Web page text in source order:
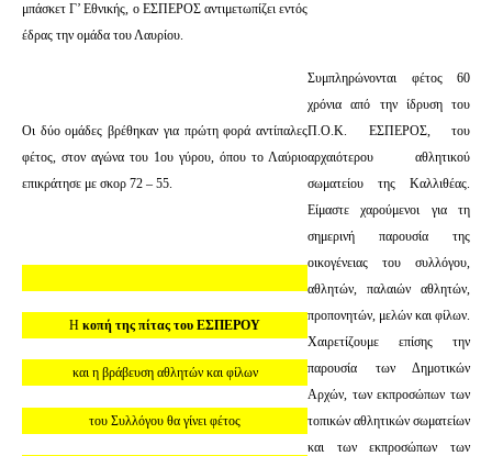
μπάσκετ Γ’ Εθνικής, ο ΕΣΠΕΡΟΣ αντιμετωπίζει εντός
έδρας την ομάδα του Λαυρίου.
Οι δύο ομάδες βρέθηκαν για πρώτη φορά αντίπαλες
φέτος, στον αγώνα του 1ου γύρου, όπου το Λαύριο
επικράτησε με σκορ 72 – 55.
Η κοπή της πίτας του ΕΣΠΕΡΟΥ
και η βράβευση αθλητών και φίλων
του Συλλόγου θα γίνει φέτος
Συμπληρώνονται φέτος 60
χρόνια από την ίδρυση του
Π.Ο.Κ. ΕΣΠΕΡΟΣ, του
αρχαιότερου αθλητικού
σωματείου της Καλλιθέας.
Είμαστε χαρούμενοι για τη
σημερινή παρουσία της
οικογένειας του συλλόγου,
αθλητών, παλαιών αθλητών,
προπονητών, μελών και φίλων.
Χαιρετίζουμε επίσης την
παρουσία των Δημοτικών
Αρχών, των εκπροσώπων των
τοπικών αθλητικών σωματείων
και των εκπροσώπων των